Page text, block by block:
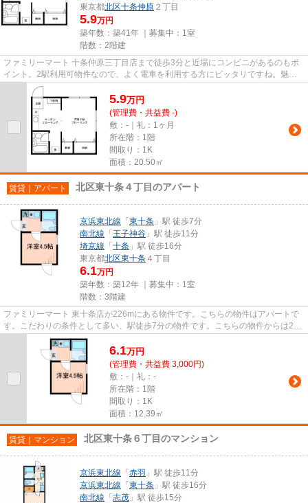
東京都北区十条仲原 ２丁目
5.9万円
築年数：築41年 ｜募集中： 1室
階数：2階建
ファミリーマート 十条仲原三丁目店まで徒歩3分と近場にコンビニがあるのもポ
イント。2駅利用可物件なので、よく電車を利用する方にピッタリですね。魅力
的な駅近の物件で、駅まで徒歩...
5.9万円
(管理費・共益費 -)
敷：-｜礼：1ヶ月
所在階：1階
間取り：1K
面積：20.50㎡
賃貸｜アパート 北区東十条４丁目のアパート
京浜東北線 「 東十条 」駅 徒歩7分
南北線 「 王子神谷 」駅 徒歩11分
埼京線 「 十条 」駅 徒歩16分
東京都北区東十条 ４丁目
6.1万円
築年数：築12年 ｜募集中： 1室
階数：3階建
ファミリーマート 東十条店が226mにある物件です。こちらの物件はアパートで
す。こだわりの条件として多い、駅徒歩7分の物件です。こちらの物件からは2駅
が近くにあり、移動範囲も広が...
6.1万円
(管理費・共益費 3,000円)
敷：-｜礼：-
所在階：1階
間取り：1K
面積：12.39㎡
賃貸｜マンション 北区東十条６丁目のマンション
京浜東北線 「 赤羽 」駅 徒歩11分
京浜東北線 「 東十条 」駅 徒歩16分
南北線 「 志茂 」駅 徒歩15分